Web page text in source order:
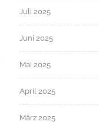
Juli 2025
Juni 2025
Mai 2025
April 2025
März 2025